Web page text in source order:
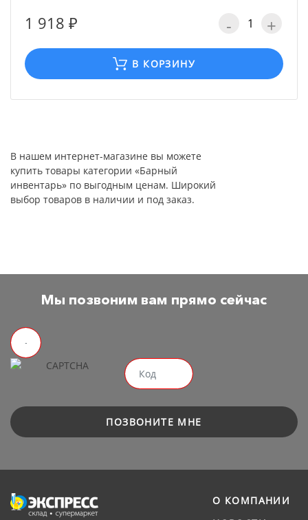
1 918 ₽ - +
В КОРЗИНУ
В нашем интернет-магазине вы можете
купить товары категории «Барный
инвентарь» по выгодным ценам. Широкий
выбор товаров в наличии и под заказ.
Мы позвоним вам прямо сейчас
ПОЗВОНИТЕ МНЕ
О КОМПАНИИ